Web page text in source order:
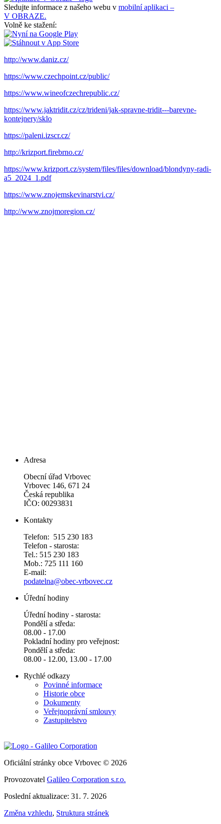
Sledujte informace z našeho webu v mobilní aplikaci –
V OBRAZE.
Volně ke stažení:
http://www.daniz.cz/
https://www.czechpoint.cz/public/
https://www.wineofczechrepublic.cz/
https://www.jaktridit.cz/cz/trideni/jak-spravne-tridit---barevne-
kontejnery/sklo
https://paleni.izscr.cz/
http://krizport.firebrno.cz/
https://www.krizport.cz/system/files/files/download/blondyny-radi-
a5_2024_1.pdf
https://www.znojemskevinarstvi.cz/
http://www.znojmoregion.cz/
Adresa
Obecní úřad Vrbovec
Vrbovec 146, 671 24
Česká republika
IČO: 00293831
Kontakty
Telefon: 515 230 183
Telefon - starosta:
Tel.: 515 230 183
Mob.: 725 111 160
E-mail:
podatelna@obec-vrbovec.cz
Úřední hodiny
Úřední hodiny - starosta:
Pondělí a středa:
08.00 - 17.00
Pokladní hodiny pro veřejnost:
Pondělí a středa:
08.00 - 12.00, 13.00 - 17.00
Rychlé odkazy
Povinné informace
Historie obce
Dokumenty
Veřejnoprávní smlouvy
Zastupitelstvo
Oficiální stránky obce Vrbovec © 2026
Provozovatel Galileo Corporation s.r.o.
Poslední aktualizace: 31. 7. 2026
Změna vzhledu, Struktura stránek